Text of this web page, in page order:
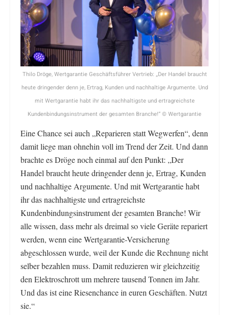
Thilo Dröge, Wertgarantie Geschäftsführer Vertrieb: „Der Handel braucht
heute dringender denn je, Ertrag, Kunden und nachhaltige Argumente. Und
mit Wertgarantie habt ihr das nachhaltigste und ertragreichste
Kundenbindungsinstrument der gesamten Branche!“ © Wertgarantie
Eine Chance sei auch „Reparieren statt Wegwerfen“, denn
damit liege man ohnehin voll im Trend der Zeit. Und dann
brachte es Dröge noch einmal auf den Punkt: „Der
Handel braucht heute dringender denn je, Ertrag, Kunden
und nachhaltige Argumente. Und mit Wertgarantie habt
ihr das nachhaltigste und ertragreichste
Kundenbindungsinstrument der gesamten Branche! Wir
alle wissen, dass mehr als dreimal so viele Geräte repariert
werden, wenn eine Wertgarantie-Versicherung
abgeschlossen wurde, weil der Kunde die Rechnung nicht
selber bezahlen muss. Damit reduzieren wir gleichzeitig
den Elektroschrott um mehrere tausend Tonnen im Jahr.
Und das ist eine Riesenchance in euren Geschäften. Nutzt
sie.“